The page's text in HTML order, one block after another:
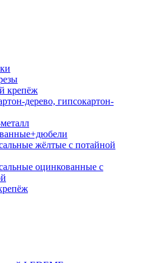
крепёж
дерево, гипсокартон-
жёлтые с потайной
оцинкованные с